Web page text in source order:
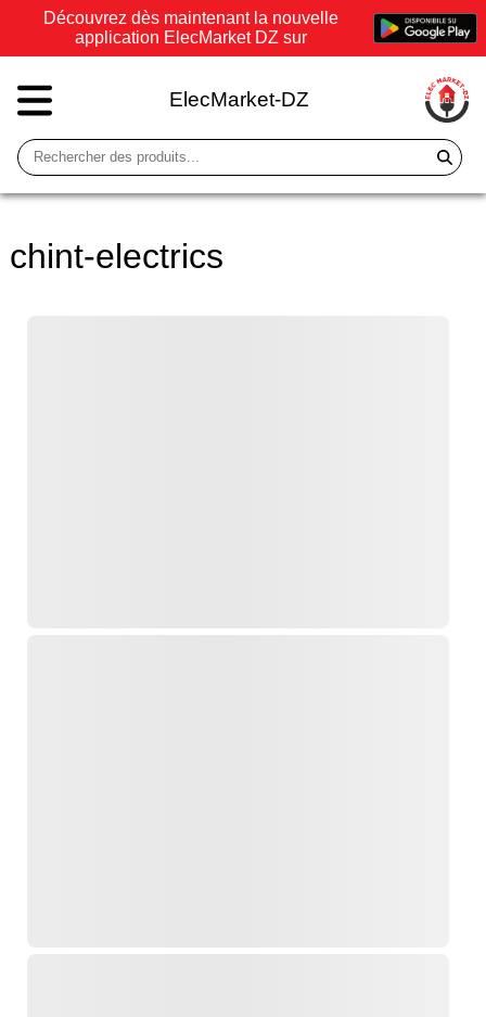
Découvrez dès maintenant la nouvelle
application ElecMarket DZ sur
ElecMarket-DZ
chint-electrics